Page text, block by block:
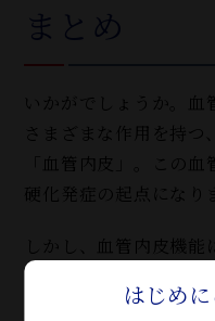
まとめ
いかがでしょうか。
さまざまな作用を持
「血管内皮」。この
硬化発症の起点になり
しかし、血管内皮機
することが可能です。
重篤な循環器疾患に
はじめ